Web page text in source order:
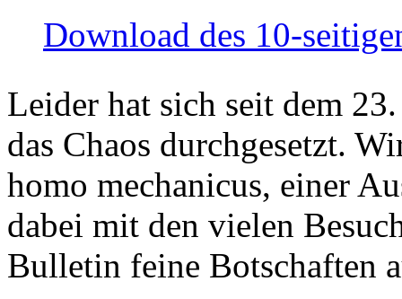
Download des 10-
Leider hat sich seit dem
das Chaos durchgesetzt.
homo mechanicus, einer
dabei mit den vielen
Bulletin feine Botschaften